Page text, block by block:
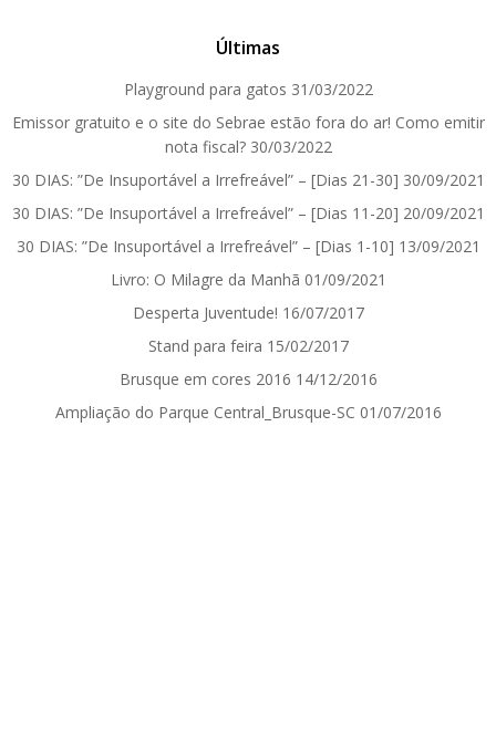
Últimas
Playground para gatos 31/03/2022
Emissor gratuito e o site do Sebrae estão fora do ar! Como emitir
nota fiscal? 30/03/2022
30 DIAS: ”De Insuportável a Irrefreável” – [Dias 21-30] 30/09/2021
30 DIAS: ”De Insuportável a Irrefreável” – [Dias 11-20] 20/09/2021
30 DIAS: ”De Insuportável a Irrefreável” – [Dias 1-10] 13/09/2021
Livro: O Milagre da Manhã 01/09/2021
Desperta Juventude! 16/07/2017
Stand para feira 15/02/2017
Brusque em cores 2016 14/12/2016
Ampliação do Parque Central_Brusque-SC 01/07/2016